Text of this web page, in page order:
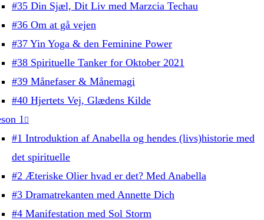
#35 Din Sjæl, Dit Liv med Marzcia Techau
#36 Om at gå vejen
#37 Yin Yoga & den Feminine Power
#38 Spirituelle Tanker for Oktober 2021
#39 Månefaser & Månemagi
#40 Hjertets Vej, Glædens Kilde
1
#1 Introduktion af Anabella og hendes (livs)historie med
det spirituelle
#2 Æteriske Olier hvad er det? Med Anabella
#3 Dramatrekanten med Annette Dich
#4 Manifestation med Sol Storm